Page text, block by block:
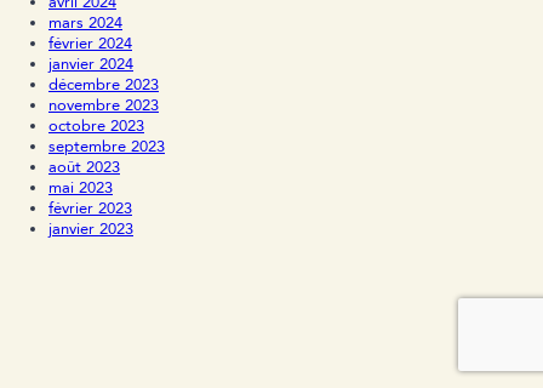
mars 2024
février 2024
janvier 2024
décembre 2023
novembre 2023
octobre 2023
septembre 2023
août 2023
mai 2023
février 2023
janvier 2023